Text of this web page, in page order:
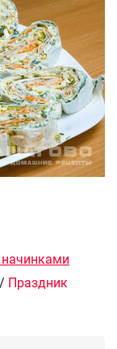
/ Праздник